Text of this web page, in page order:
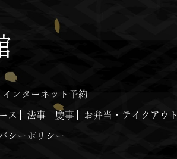
インターネット予約
ス 法事 慶事 お弁当・テイクアウト
シーポリシー